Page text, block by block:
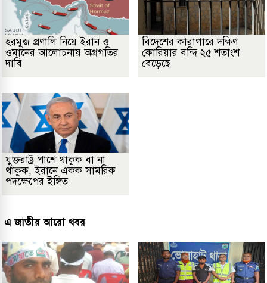
হরমুজ প্রণালি নিয়ে ইরান ও
ওমানের আলোচনায় অগ্রগতির
দাবি
বিদেশের কারাগারে দক্ষিণ
কোরিয়ার বন্দি ২৫ শতাংশ
বেড়েছে
যুক্তরাষ্ট্র পাশে থাকুক বা না
থাকুক, ইরানে একক সামরিক
পদক্ষেপের ইঙ্গিত
এ জাতীয় আরো খবর